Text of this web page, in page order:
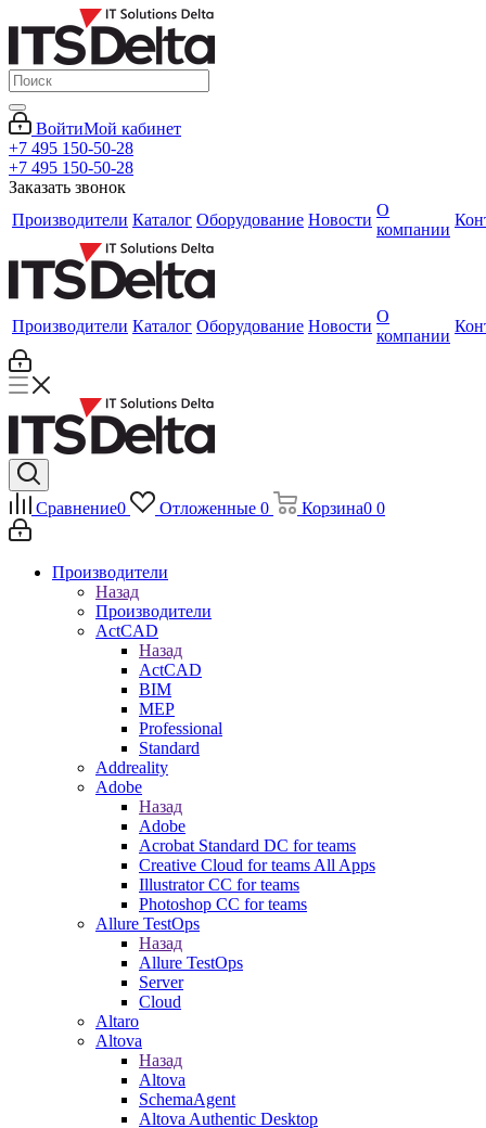
ВойтиМой кабинет
+7 495 150-50-28
+7 495 150-50-28
Заказать звонок
Производители Каталог Оборудование Новости
О
компании
Производители Каталог Оборудование Новости
О
компании
Сравнение0 Отложенные 0 Корзина0 0
Производители
Назад
Производители
ActCAD
Назад
ActCAD
BIM
MEP
Professional
Standard
Addreality
Adobe
Назад
Adobe
Acrobat Standard DC for teams
Creative Cloud for teams All Apps
Illustrator CC for teams
Photoshop CC for teams
Allure TestOps
Назад
Allure TestOps
Server
Cloud
Altaro
Altova
Назад
Altova
SchemaAgent
Altova Authentic Desktop